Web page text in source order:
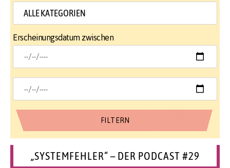
Erscheinungsdatum zwischen
„SYSTEMFEHLER“ – DER PODCAST #29